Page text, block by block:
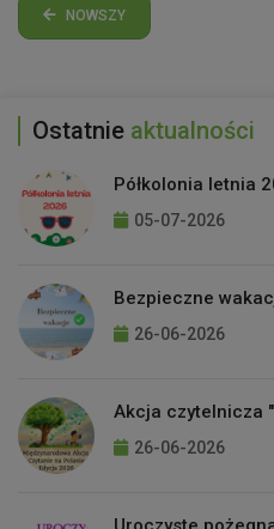
NOWSZY
Ostatnie aktualności
Półkolonia letnia
05-07-2026
Bezpieczne
26-06-2026
Akcja czytelnicza
26-06-2026